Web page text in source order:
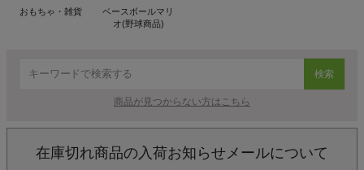
おもちゃ・雑貨
ベースボールマリ
オ(野球商品)
検索
商品が見つからない方はこちら
在庫切れ商品の入荷お知らせメールについて